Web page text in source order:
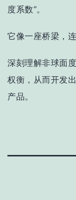
度系数”。
它像一座桥梁，
深刻理解非球面
权衡，从而开发
产品。